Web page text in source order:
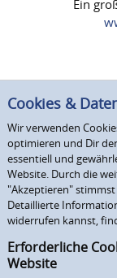
Ein
Cookies &
Wir verwenden
optimieren und Dir
essentiell und
Website. Durch die
"Akzeptieren" stimmst
Detaillierte
widerrufen kannst,
Erforderliche
Website